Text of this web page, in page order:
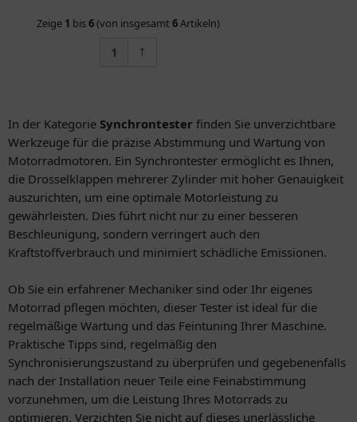
Zeige 1 bis6(von insgesamt 6Artikeln)
1
In der Kategorie Synchrontester finden Sie unverzichtbare
Werkzeuge für die präzise Abstimmung und Wartung von
Motorradmotoren. Ein Synchrontester ermöglicht es Ihnen,
die Drosselklappen mehrerer Zylinder mit hoher Genauigkeit
auszurichten, um eine optimale Motorleistung zu
gewährleisten. Dies führt nicht nur zu einer besseren
Beschleunigung, sondern verringert auch den
Kraftstoffverbrauch und minimiert schädliche Emissionen.
Ob Sie ein erfahrener Mechaniker sind oder Ihr eigenes
Motorrad pflegen möchten, dieser Tester ist ideal für die
regelmäßige Wartung und das Feintuning Ihrer Maschine.
Praktische Tipps sind, regelmäßig den
Synchronisierungszustand zu überprüfen und gegebenenfalls
nach der Installation neuer Teile eine Feinabstimmung
vorzunehmen, um die Leistung Ihres Motorrads zu
optimieren. Verzichten Sie nicht auf dieses unerlässliche